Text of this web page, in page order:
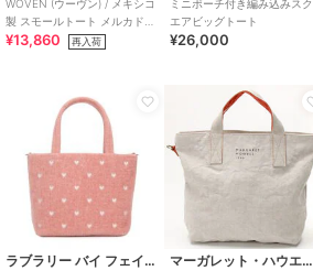
WOVEN (ウーヴン) / メキシコ
製 スモールトート メルカドバ
ッグ かごバッグ
¥13,860 再入荷
ミニポーチ付き編み込みスク
エアビッグトート
¥26,000
ラブラリー バイ フェイラー マーガレット・ハウエル アイデア